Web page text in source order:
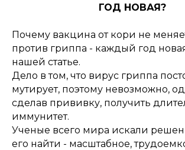
ГОД НОВАЯ?
Почему вакцина от кори не
против гриппа - каждый год
нашей статье.
Дело в том, что вирус гриппа
мутирует, поэтому невозможно,
сделав прививку, получить
иммунитет.
Ученые всего мира искали
его найти - масштабное,